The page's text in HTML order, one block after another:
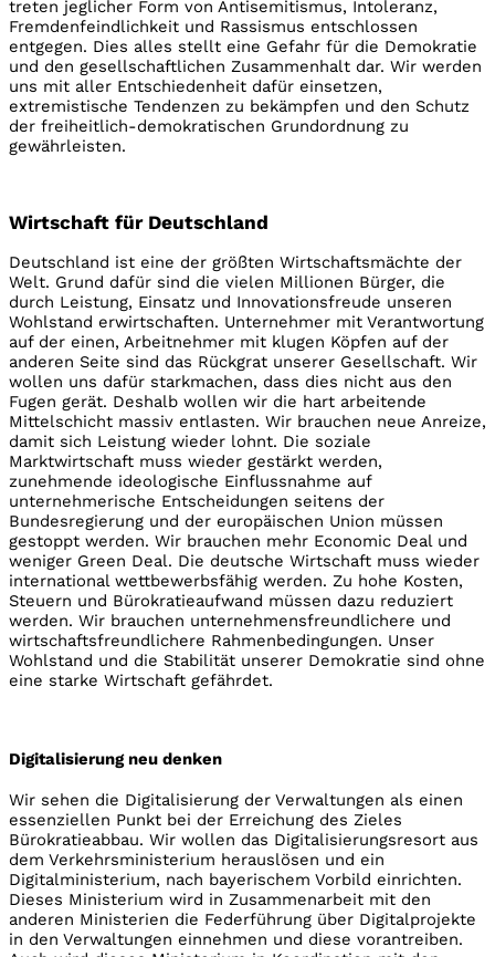
treten jeglicher Form von Antisemitismus, Intoleranz,
Fremdenfeindlichkeit und Rassismus entschlossen
entgegen. Dies alles stellt eine Gefahr für die Demokratie
und den gesellschaftlichen Zusammenhalt dar. Wir werden
uns mit aller Entschiedenheit dafür einsetzen,
extremistische Tendenzen zu bekämpfen und den Schutz
der freiheitlich-demokratischen Grundordnung zu
gewährleisten.
Wirtschaft für Deutschland
Deutschland ist eine der größten Wirtschaftsmächte der
Welt. Grund dafür sind die vielen Millionen Bürger, die
durch Leistung, Einsatz und Innovationsfreude unseren
Wohlstand erwirtschaften. Unternehmer mit Verantwortung
auf der einen, Arbeitnehmer mit klugen Köpfen auf der
anderen Seite sind das Rückgrat unserer Gesellschaft. Wir
wollen uns dafür starkmachen, dass dies nicht aus den
Fugen gerät. Deshalb wollen wir die hart arbeitende
Mittelschicht massiv entlasten. Wir brauchen neue Anreize,
damit sich Leistung wieder lohnt. Die soziale
Marktwirtschaft muss wieder gestärkt werden,
zunehmende ideologische Einflussnahme auf
unternehmerische Entscheidungen seitens der
Bundesregierung und der europäischen Union müssen
gestoppt werden. Wir brauchen mehr Economic Deal und
weniger Green Deal. Die deutsche Wirtschaft muss wieder
international wettbewerbsfähig werden. Zu hohe Kosten,
Steuern und Bürokratieaufwand müssen dazu reduziert
werden. Wir brauchen unternehmensfreundlichere und
wirtschaftsfreundlichere Rahmenbedingungen. Unser
Wohlstand und die Stabilität unserer Demokratie sind ohne
eine starke Wirtschaft gefährdet.
Digitalisierung neu denken
Wir sehen die Digitalisierung der Verwaltungen als einen
essenziellen Punkt bei der Erreichung des Zieles
Bürokratieabbau. Wir wollen das Digitalisierungsresort aus
dem Verkehrsministerium herauslösen und ein
Digitalministerium, nach bayerischem Vorbild einrichten.
Dieses Ministerium wird in Zusammenarbeit mit den
anderen Ministerien die Federführung über Digitalprojekte
in den Verwaltungen einnehmen und diese vorantreiben.